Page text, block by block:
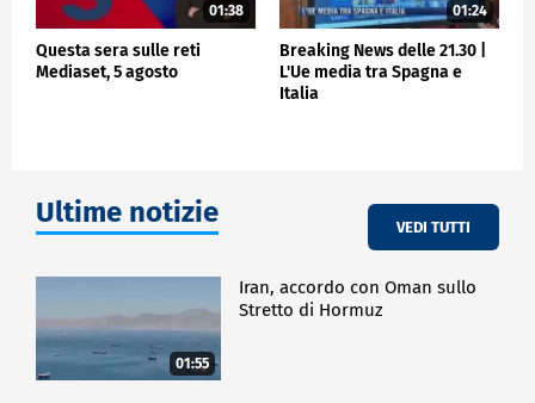
01:38
Questa sera sulle reti
Mediaset, 5 agosto
01:24
Breaking News delle 21.30 |
L'Ue media tra Spagna e
Italia
Ultime notizie VEDI TUTTI
01:55
Iran, accordo con Oman sullo
Stretto di Hormuz